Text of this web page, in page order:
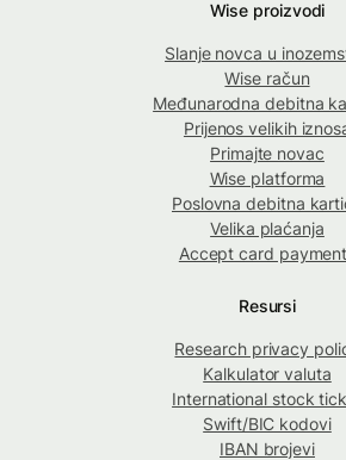
Wise proizvodi
Slanje novca u
Wise račun
Međunarodna debitna
Prijenos velikih
Primajte novac
Wise platforma
Poslovna debitna
Velika plaćanja
Accept card
Resursi
Research privacy
Kalkulator valuta
International stock
Swift/BIC kodovi
IBAN brojevi